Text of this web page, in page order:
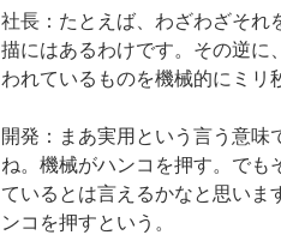
社長：たとえば、わざわざそれ
描にはあるわけです。その逆に
われているものを機械的にミリ
開発：まあ実用という言う意味
ね。機械がハンコを押す。でも
ているとは言えるかなと思いま
ンコを押すという。